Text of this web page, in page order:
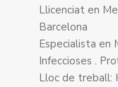
Llicenciat en
Barcelona
Especialista en
Infeccioses .
Lloc de treball: